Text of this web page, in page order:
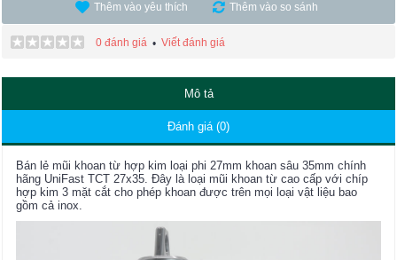
Thêm vào yêu thích Thêm vào so sánh
0 đánh giá • Viết đánh giá
Mô tả
Đánh giá (0)
Bán lẻ mũi khoan từ hợp kim loại phi 27mm khoan sâu 35mm chính
hãng UniFast TCT 27x35. Đây là loại mũi khoan từ cao cấp với chíp
hợp kim 3 mặt cắt cho phép khoan được trên mọi loại vật liệu bao
gồm cả inox.